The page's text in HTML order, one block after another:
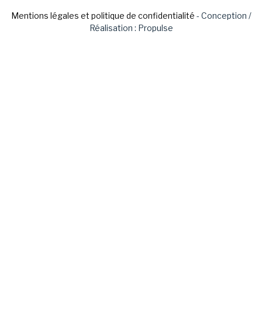
Mentions légales et politique de confidentialité - Conception /
Réalisation : Propulse